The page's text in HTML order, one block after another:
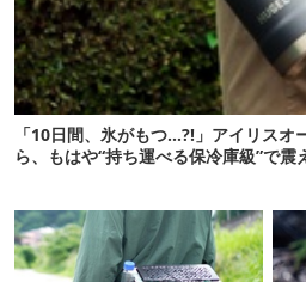
「10日間、氷がもつ…?!」アイリスオ
ら、もはや“持ち運べる保冷庫級”で震